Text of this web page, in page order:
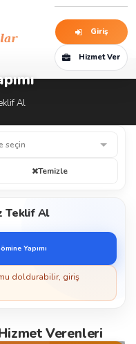
Giriş
Hizmet Ver
Al
seçin
Temizle
Teklif Al
Yapımı
doldurabilir, giriş
Hizmet Verenleri